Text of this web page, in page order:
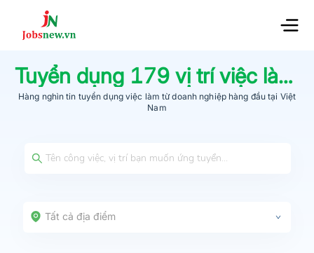
Tuyển dụng 179 vị trí việc làm
Hàng nghìn tin tuyển dụng việc làm từdoanh nghiệp hàng đầu tại Việt
Nam
Tất cả địa điểm